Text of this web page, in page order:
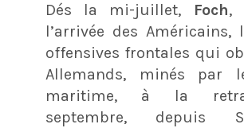
Dés la mi-juillet,
Foch,
l’arrivée des Américains,
offensives frontales qui
Allemands, minés par
maritime, à la
septembre, depuis